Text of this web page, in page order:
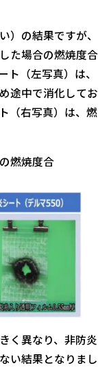
）の結果ですが、
た場合の燃焼度合
（左写真）は、
途中で消化してお
（右写真）は、燃
燃焼度合
く異なり、非防炎
い結果となりまし